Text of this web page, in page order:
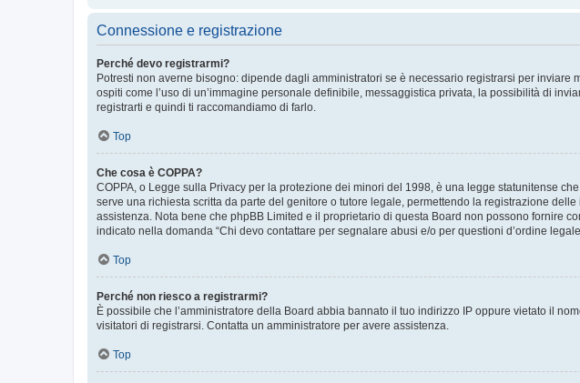
Connessione e registrazione
Perché devo registrarmi?
Potresti non averne bisogno: dipende dagli amministratori se è necessario registrarsi per
ospiti come l’uso di un’immagine personale definibile, messaggistica privata, la possibilità di
registrarti e quindi ti raccomandiamo di farlo.
Top
Che cosa è COPPA?
COPPA, o Legge sulla Privacy per la protezione dei minori del 1998, è una legge statunitense
serve una richiesta scritta da parte del genitore o tutore legale, permettendo la registrazione
assistenza. Nota bene che phpBB Limited e il proprietario di questa Board non possono fornire
indicato nella domanda “Chi devo contattare per segnalare abusi e/o per questioni d’ordine
Top
Perché non riesco a registrarmi?
È possibile che l’amministratore della Board abbia bannato il tuo indirizzo IP oppure vietato il
visitatori di registrarsi. Contatta un amministratore per avere assistenza.
Top